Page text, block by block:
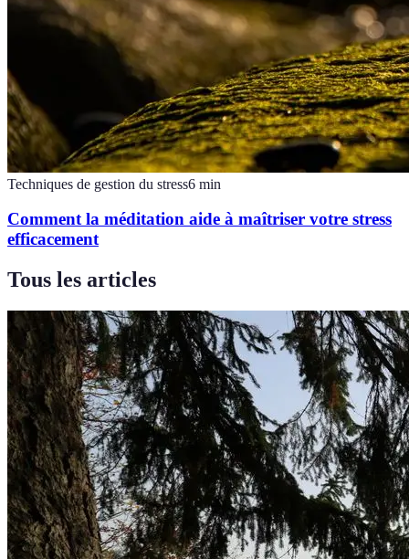
Techniques de gestion du stress6 min
Comment la méditation aide à maîtriser votre stress
efficacement
Tous les articles